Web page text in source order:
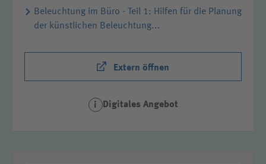
Beleuchtung im Büro - Teil 1: Hilfen für die Planung
der künstlichen Beleuchtung...
Extern öffnen
i Digitales Angebot